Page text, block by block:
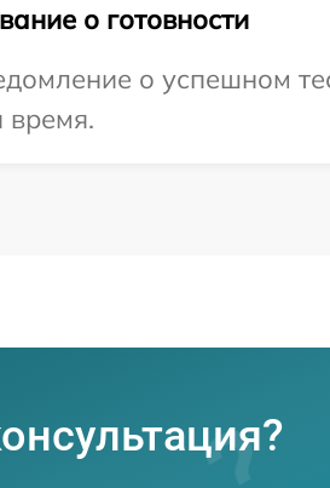
о готовности
о успешном
время.